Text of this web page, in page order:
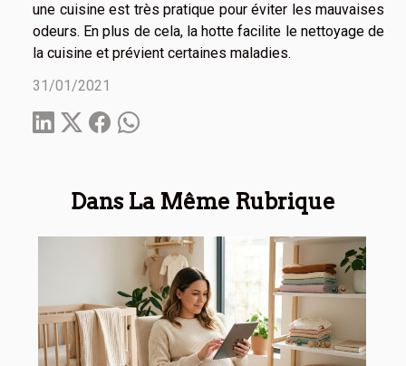
Dans La Même Rubrique
une cuisine est très pratique pour éviter les mauvaises
odeurs. En plus de cela, la hotte facilite le nettoyage de
la cuisine et prévient certaines maladies.
31/01/2021